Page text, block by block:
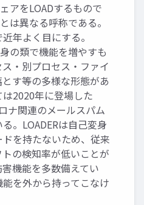
アをLOADするもので
は異なる呼称である。
年よく目にする。
の類で機能を増やすも
・別プロセス・ファイ
す等の多様な形態があ
2020年に登場した
ナ関連のメールスパム
。LOADERは自己変身
を持たないため、従来
の検知率が低いことが
機能を多数備えてい
を外から持ってこなけ